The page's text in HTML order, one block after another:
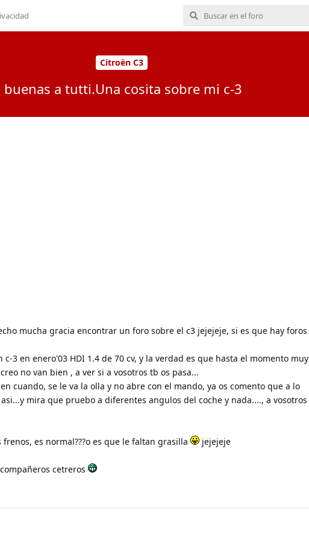
Citroën C3
buenas a tutti.Una cosita sobre mi c-3
mucha gracia encontrar un foro sobre el c3 jejejeje, si es que hay foros
3 en enero'03 HDI 1.4 de 70 cv, y la verdad es que hasta el momento muy
no van bien , a ver si a vosotros tb os pasa...
cuando, se le va la olla y no abre con el mando, ya os comento que a lo
mira que pruebo a diferentes angulos del coche y nada...., a vosotros
es normal???o es que le faltan grasilla jejejeje
cetreros